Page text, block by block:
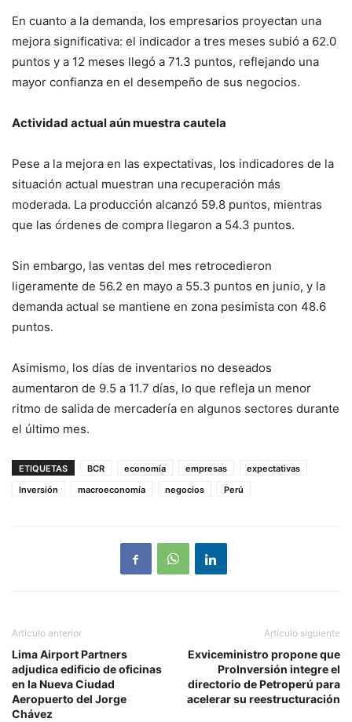
En cuanto a la demanda, los empresarios proyectan una
mejora significativa: el indicador a tres meses subió a 62.0
puntos y a 12 meses llegó a 71.3 puntos, reflejando una
mayor confianza en el desempeño de sus negocios.
Actividad actual aún muestra cautela
Pese a la mejora en las expectativas, los indicadores de la
situación actual muestran una recuperación más
moderada. La producción alcanzó 59.8 puntos, mientras
que las órdenes de compra llegaron a 54.3 puntos.
Sin embargo, las ventas del mes retrocedieron
ligeramente de 56.2 en mayo a 55.3 puntos en junio, y la
demanda actual se mantiene en zona pesimista con 48.6
puntos.
Asimismo, los días de inventarios no deseados
aumentaron de 9.5 a 11.7 días, lo que refleja un menor
ritmo de salida de mercadería en algunos sectores durante
el último mes.
ETIQUETAS BCR economía empresas
expectativas
Inversión
macroeconomía negocios Perú
Artículo anterior
Lima Airport Partners
adjudica edificio de oficinas
en la Nueva Ciudad
Aeropuerto del Jorge
Chávez
Artículo siguiente
Exviceministro propone que
ProInversión integre el
directorio de Petroperú para
acelerar su reestructuración